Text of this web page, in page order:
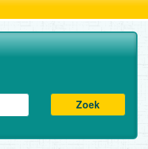
Zoek